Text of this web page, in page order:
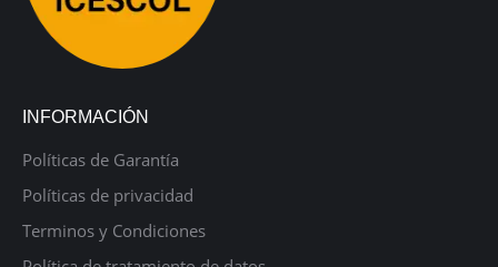
INFORMACIÓN
Políticas de Garantía
Políticas de privacidad
Terminos y Condiciones